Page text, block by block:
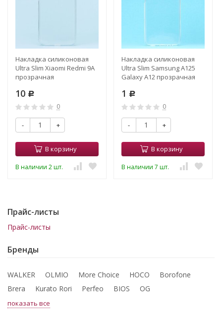
Накладка силиконовая
Ultra Slim Xiaomi Redmi 9A
прозрачная
10 Р
0
- +
В корзину
В наличии 2 шт.
Накладка силиконовая
Ultra Slim Samsung A125
Galaxy A12 прозрачная
1 Р
0
- +
В корзину
В наличии 7 шт.
Прайс-листы
Прайс-листы
Бренды
WALKER OLMIO More Choice HOCO
Borofone
Brera
Kurato Rori Perfeo BIOS OG
показать все